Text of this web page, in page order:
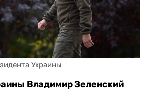
Украины
Владимир Зеленский